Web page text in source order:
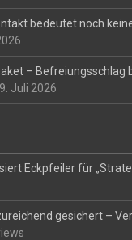
bedeutet noch
– Befreiungsschlag
9. Juli 2026
Eckpfeiler für
gesichert –